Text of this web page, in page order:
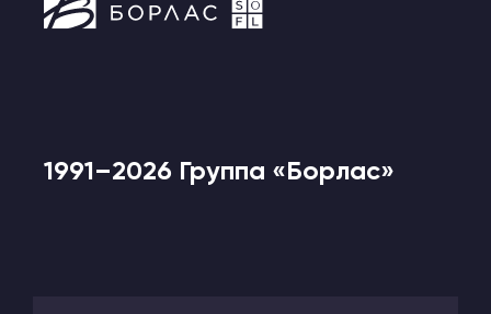
1991–2026 Группа «Борлас»